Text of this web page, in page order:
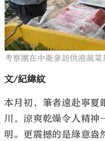
大
考察團在中衛參訪供港蔬菜
文/紀緯紋
本月初，筆者遠赴寧夏
川，涼爽乾燥令人精神
明。更震撼的是綠意盎